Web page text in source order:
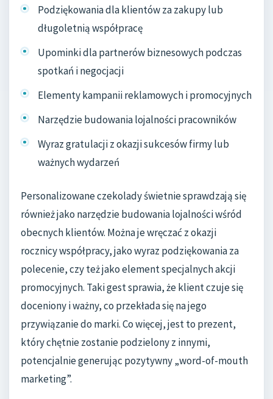
Podziękowania dla klientów za zakupy lub
długoletnią współpracę
Upominki dla partnerów biznesowych podczas
spotkań i negocjacji
Elementy kampanii reklamowych i promocyjnych
Narzędzie budowania lojalności pracowników
Wyraz gratulacji z okazji sukcesów firmy lub
ważnych wydarzeń
Personalizowane czekolady świetnie sprawdzają się
również jako narzędzie budowania lojalności wśród
obecnych klientów. Można je wręczać z okazji
rocznicy współpracy, jako wyraz podziękowania za
polecenie, czy też jako element specjalnych akcji
promocyjnych. Taki gest sprawia, że klient czuje się
doceniony i ważny, co przekłada się na jego
przywiązanie do marki. Co więcej, jest to prezent,
który chętnie zostanie podzielony z innymi,
potencjalnie generując pozytywny „word-of-mouth
marketing”.